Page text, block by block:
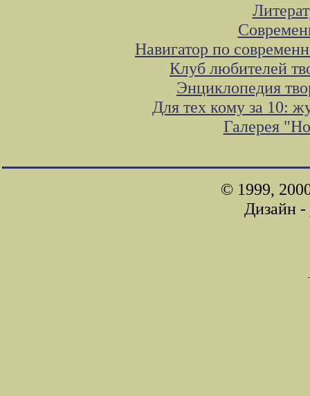
Навигатор по
Клуб любителей
Энциклопедия
Для тех кому за 10:
Галерея
© 1999,
Дизайн -